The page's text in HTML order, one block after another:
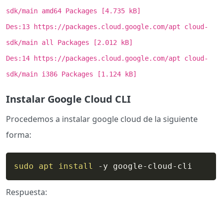
sdk/main amd64 Packages [4.735 kB]
Des:13 https://packages.cloud.google.com/apt cloud-
sdk/main all Packages [2.012 kB]
Des:14 https://packages.cloud.google.com/apt cloud-
sdk/main i386 Packages [1.124 kB]
Instalar Google Cloud CLI
Procedemos a instalar google cloud de la siguiente
forma:
sudo apt install -y google-cloud-cli
Respuesta: